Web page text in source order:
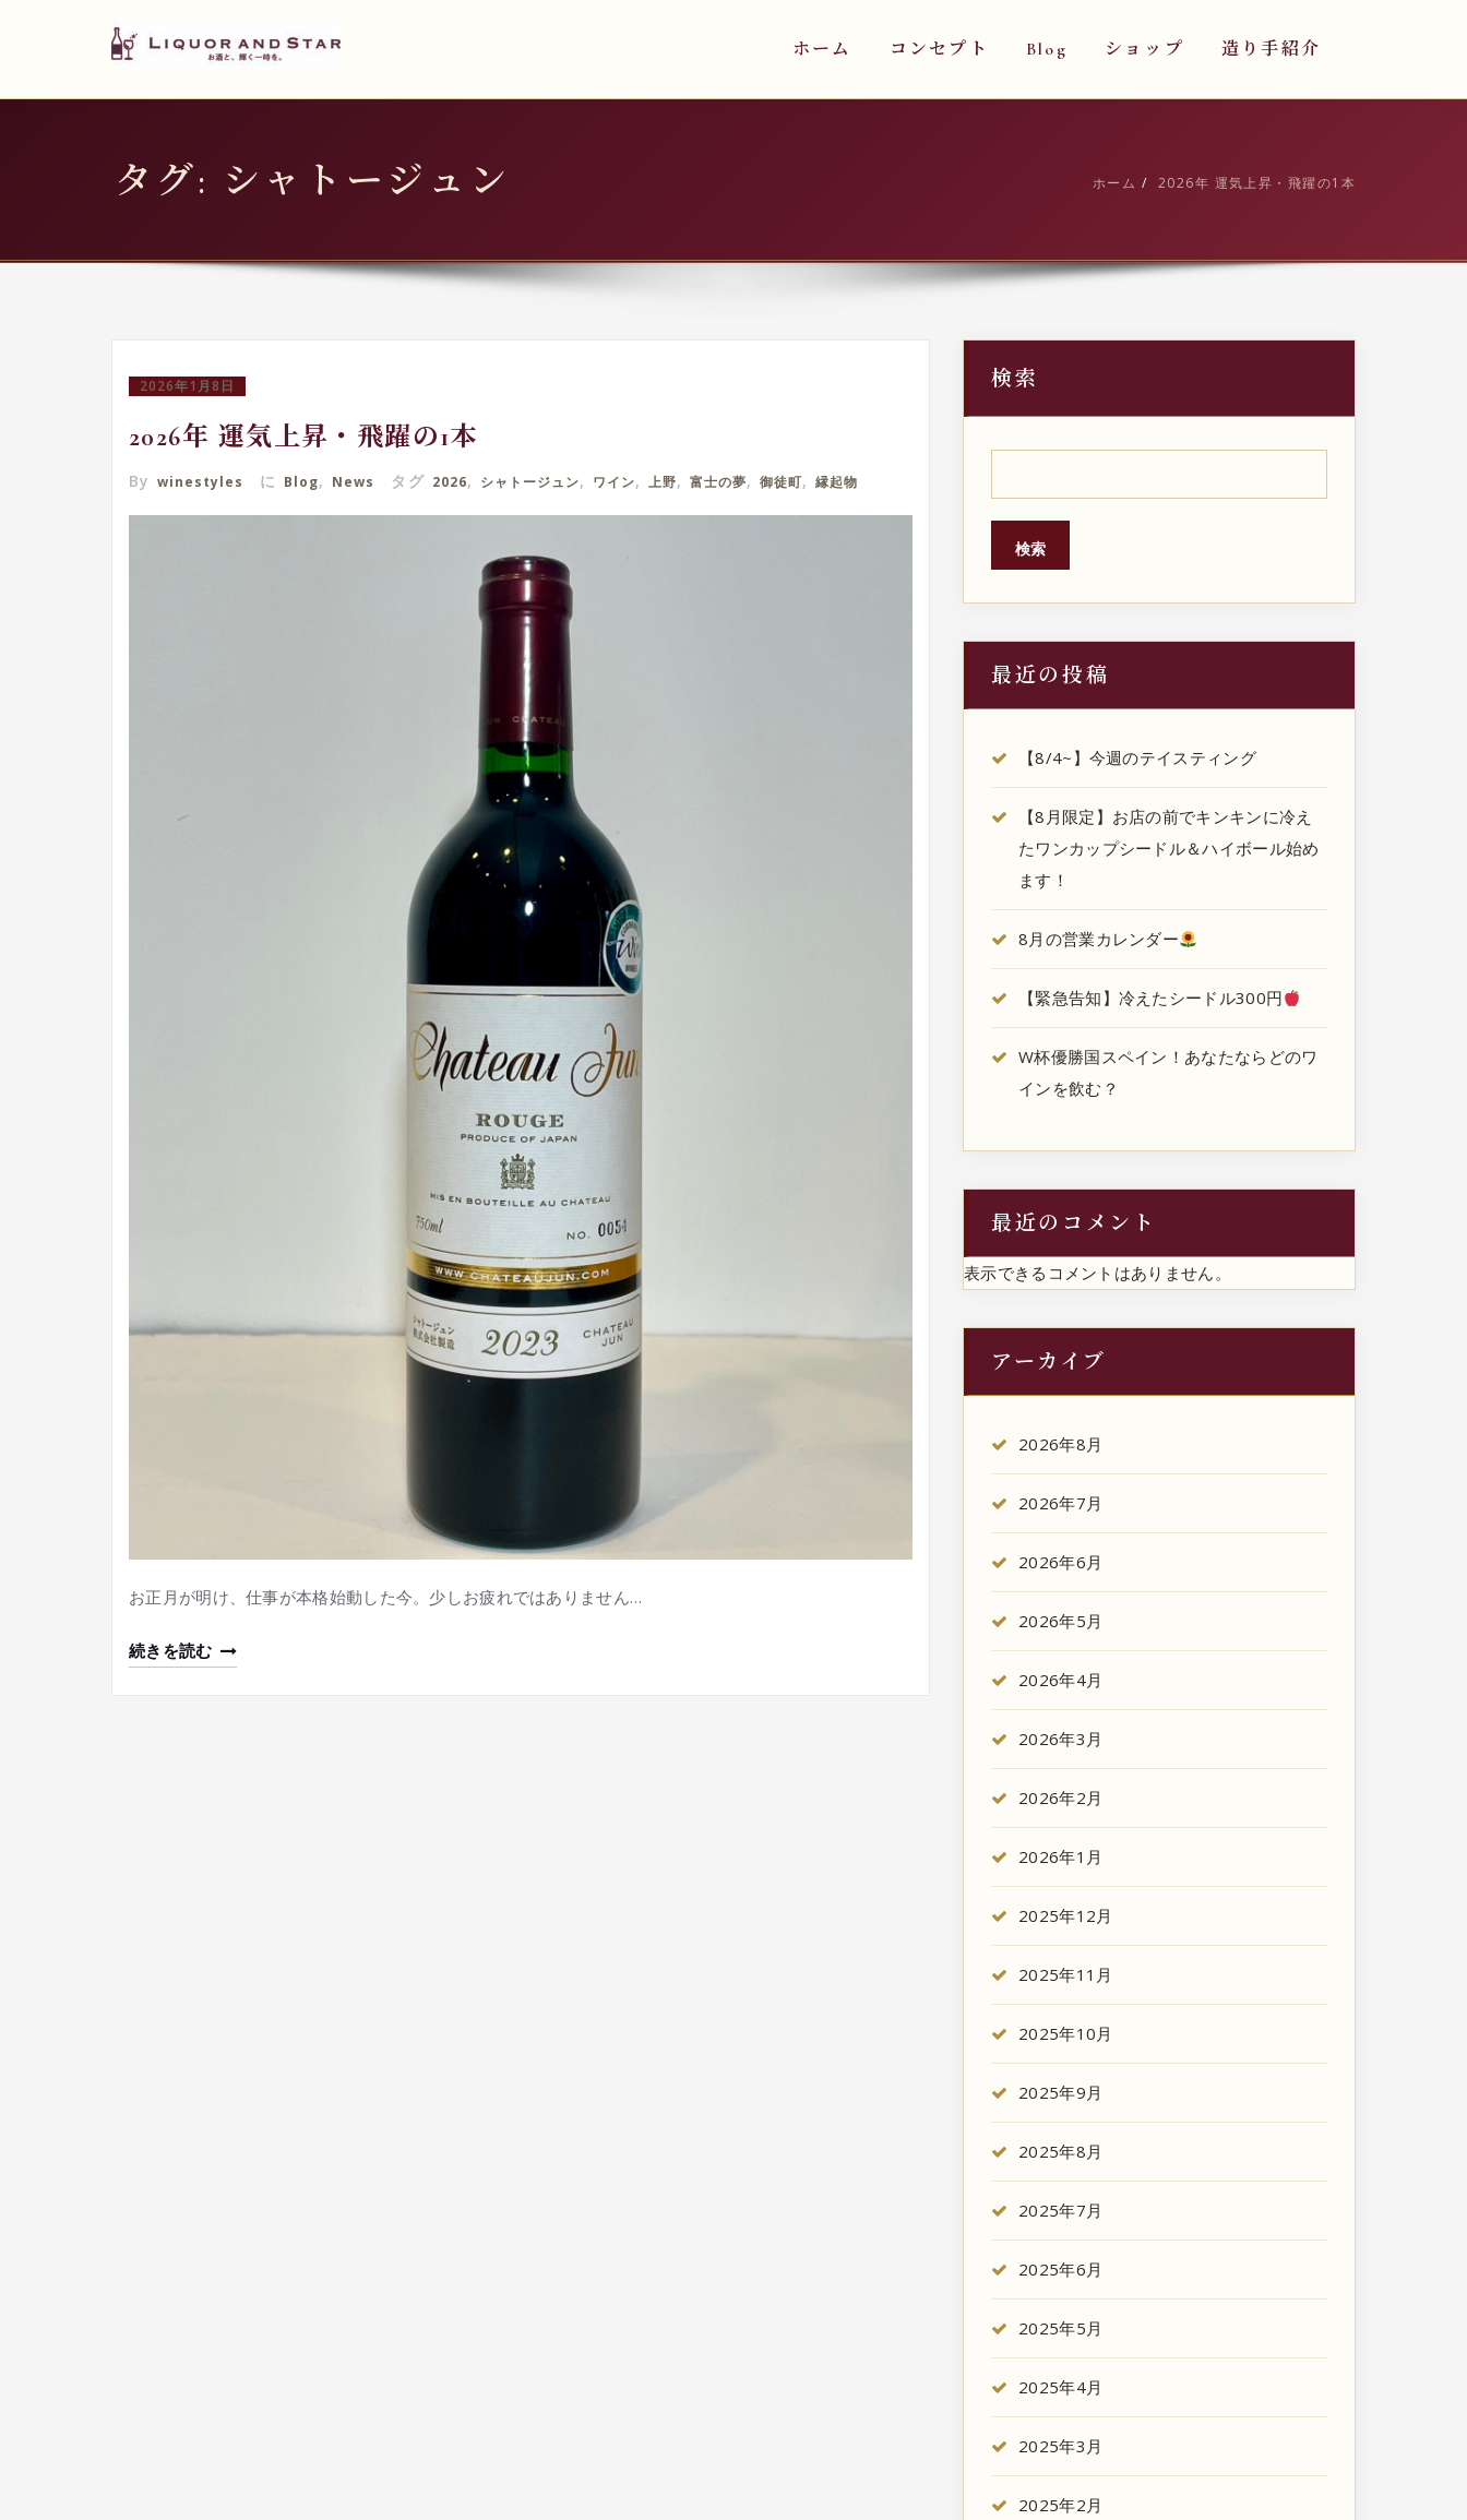
LIQUOR AND STAR
世界のリカーショップ ホーム コンセプト Blog ショップ 造り手紹介
タグ: シャトージュン ホーム 2026年 運気上昇・飛躍の1本
2026年1月8日
2026年 運気上昇・飛躍の1本
By winestyles に Blog, News タグ 2026, シャトージュン, ワイン, 上野, 富士の夢, 御徒町, 縁起物
お正月が明け、仕事が本格始動した今。少しお疲れではありません…
続きを読む
検索
検索
最近の投稿
【8/4~】今週のテイスティング
【8月限定】お店の前でキンキンに冷え
たワンカップシードル＆ハイボール始め
ます！
8月の営業カレンダー
【緊急告知】冷えたシードル300円
W杯優勝国スペイン！あなたならどのワ
インを飲む？
最近のコメント
表示できるコメントはありません。
アーカイブ
2026年8月
2026年7月
2026年6月
2026年5月
2026年4月
2026年3月
2026年2月
2026年1月
2025年12月
2025年11月
2025年10月
2025年9月
2025年8月
2025年7月
2025年6月
2025年5月
2025年4月
2025年3月
2025年2月